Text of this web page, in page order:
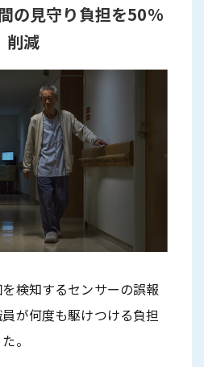
の見守り負担を50%
削減
検知するセンサーの誤報
が何度も駆けつける負担
。